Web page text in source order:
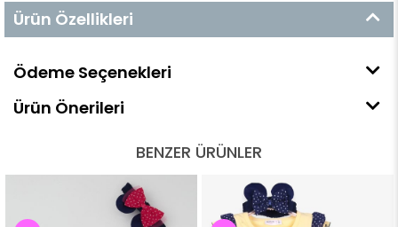
Ürün Özellikleri
Ödeme Seçenekleri
Ürün Önerileri
BENZER ÜRÜNLER